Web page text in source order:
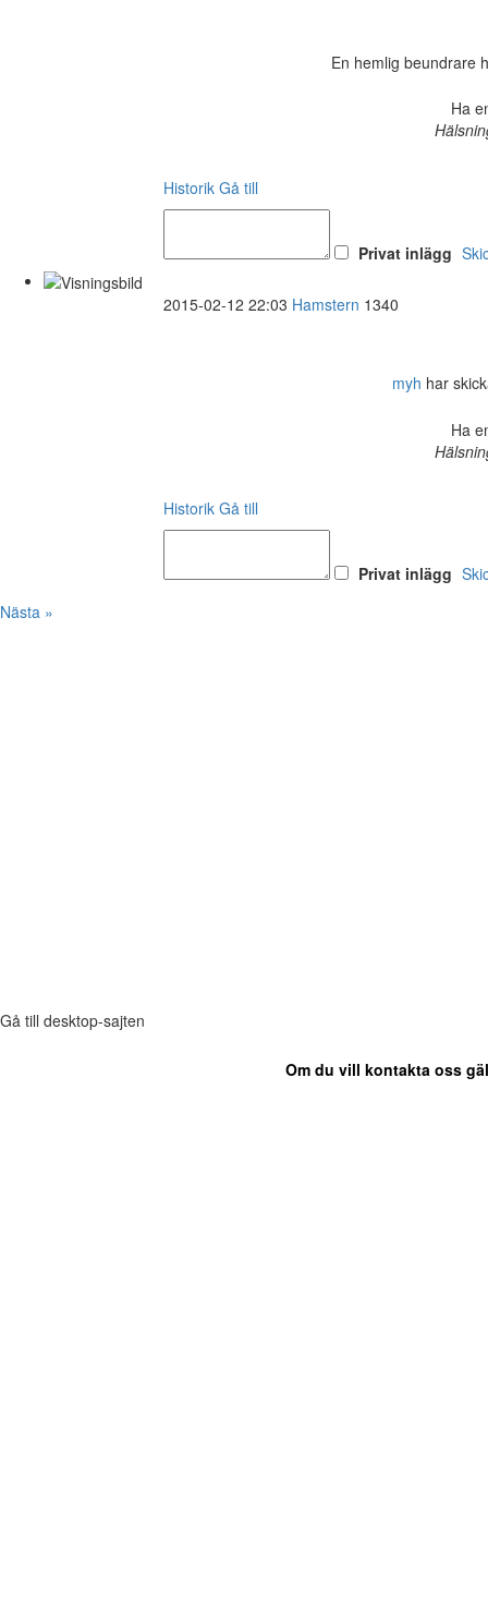
En hemlig beundrare
Ha
Historik Gå till
Privat inlägg
2015-02-12 22:03 Hamstern 1340
myh har
Ha
Historik Gå till
Privat inlägg
Nästa »
Gå till desktop-sajten
Om du vill kontakta oss